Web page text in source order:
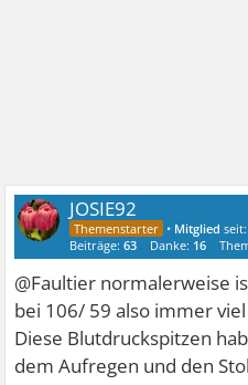
JOSIE92
• Mitglied seit:
Beiträge:63 Danke: 16
@Faultier normalerweise
bei 106/ 59 also immer
Diese Blutdruckspitzen
dem Aufregen und den